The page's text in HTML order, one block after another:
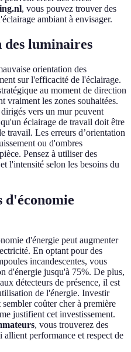
, vous pouvez trouver des
ambiant à envisager.
luminaires
orientation des
sur l'efficacité de l'éclairage.
au moment de direction
vraiment les zones souhaitées.
vers un mur peuvent
éclairage de travail doit être
travail. Les erreurs d’orientation
ou d'ombres
Pensez à utiliser des
l'intensité selon les besoins du
d'économie
d'énergie peut augmenter
En optant pour des
incandescentes, vous
d'énergie jusqu'à 75%. De plus,
détecteurs de présence, il est
de l'énergie. Investir
coûter cher à première
justifient cet investissement.
, vous trouverez des
allient performance et respect de